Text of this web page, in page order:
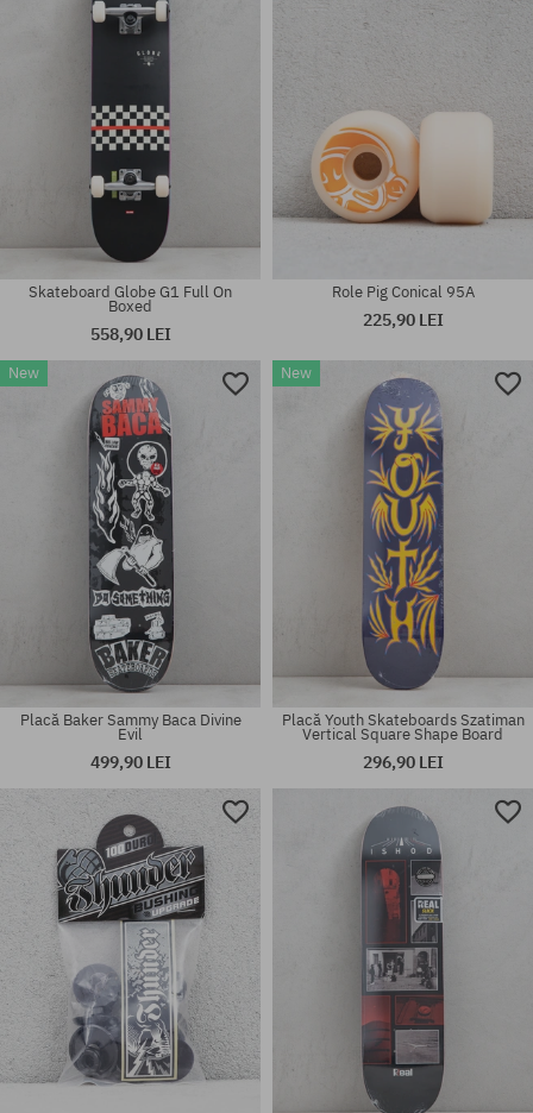
Mărimi existente:
Mărimi existente:
Mărimi existente:
7.75
Skateboard Globe G1 Full On
Boxed
558,90 LEI
Mărimi existente:
Role Pig Conical 95A
225,90 LEI
New
Placă Baker Sammy Baca Divine
Evil
499,90 LEI
New
Placă Youth Skateboards Szatiman
Vertical Square Shape Board
296,90 LEI